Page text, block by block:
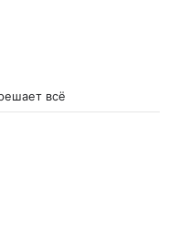
всё